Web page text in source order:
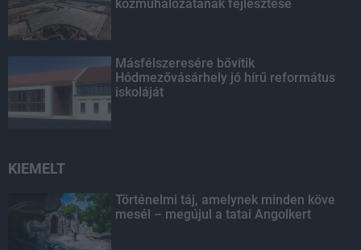
közműhálózatának fejlesztése
Másfélszeresére bővítik
Hódmezővásárhely jó hírű református
iskoláját
KIEMELT
Történelmi táj, amelynek minden köve
mesél – megújul a tatai Angolkert